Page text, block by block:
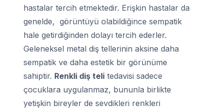
hastalar tercih etmektedir. Erişkin hastalar da
genelde, görüntüyü olabildiğince sempatik
hale getirdiğinden dolayı tercih ederler.
Geleneksel metal diş tellerinin aksine daha
sempatik ve daha estetik bir görünüme
sahiptir. Renkli diş teli tedavisi sadece
çocuklara uygulanmaz, bununla birlikte
yetişkin bireyler de sevdikleri renkleri